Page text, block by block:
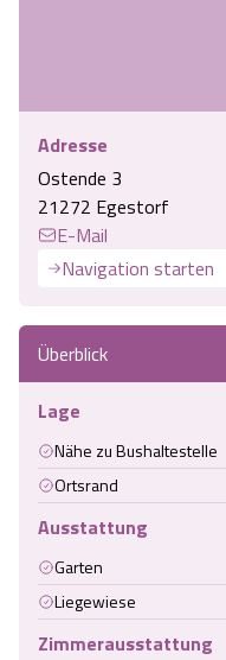
Adresse
Ostende 3
21272 Egestorf
E-Mail
Navigation starten
Überblick
Lage
Nähe zu Bushaltestelle
Ortsrand
Ausstattung
Garten
Liegewiese
Zimmerausstattung